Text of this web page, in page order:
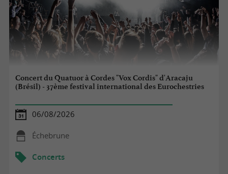
Concert du Quatuor à Cordes "Vox Cordis" d'Aracaju
(Brésil) - 37ème festival international des Eurochestries
06/08/2026
Échebrune
Concerts